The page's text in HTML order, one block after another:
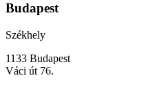
Budapest
Székhely
1133 Budapest
Váci út 76.